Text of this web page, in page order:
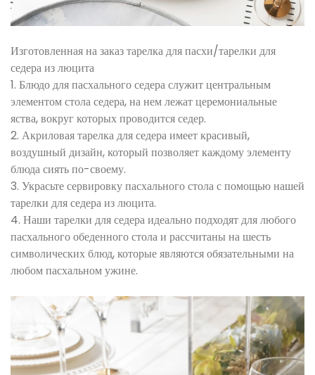
Изготовленная на заказ тарелка для пасхи/тарелки для
седера из люцита
1. Блюдо для пасхального седера служит центральным
элементом стола седера, на нем лежат церемониальные
яства, вокруг которых проводится седер.
2. Акриловая тарелка для седера имеет красивый,
воздушный дизайн, который позволяет каждому элементу
блюда сиять по-своему.
3. Украсьте сервировку пасхального стола с помощью нашей
тарелки для седера из люцита.
4. Наши тарелки для седера идеально подходят для любого
пасхального обеденного стола и рассчитаны на шесть
символических блюд, которые являются обязательными на
любом пасхальном ужине.